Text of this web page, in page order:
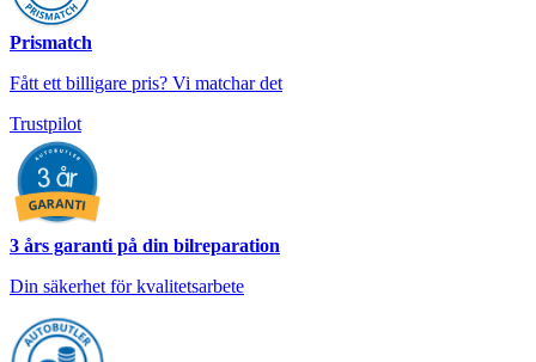
Prismatch
Fått ett billigare pris? Vi matchar det
Trustpilot
3 års garanti på din bilreparation
Din säkerhet för kvalitetsarbete